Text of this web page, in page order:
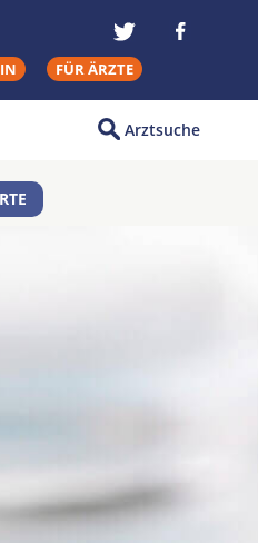
FÜR ÄRZTE
Arztsuche